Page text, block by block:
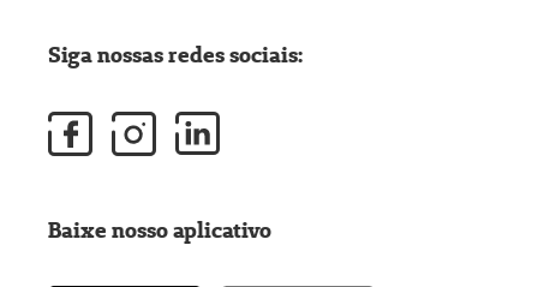
Siga nossas redes sociais:
Baixe nosso aplicativo